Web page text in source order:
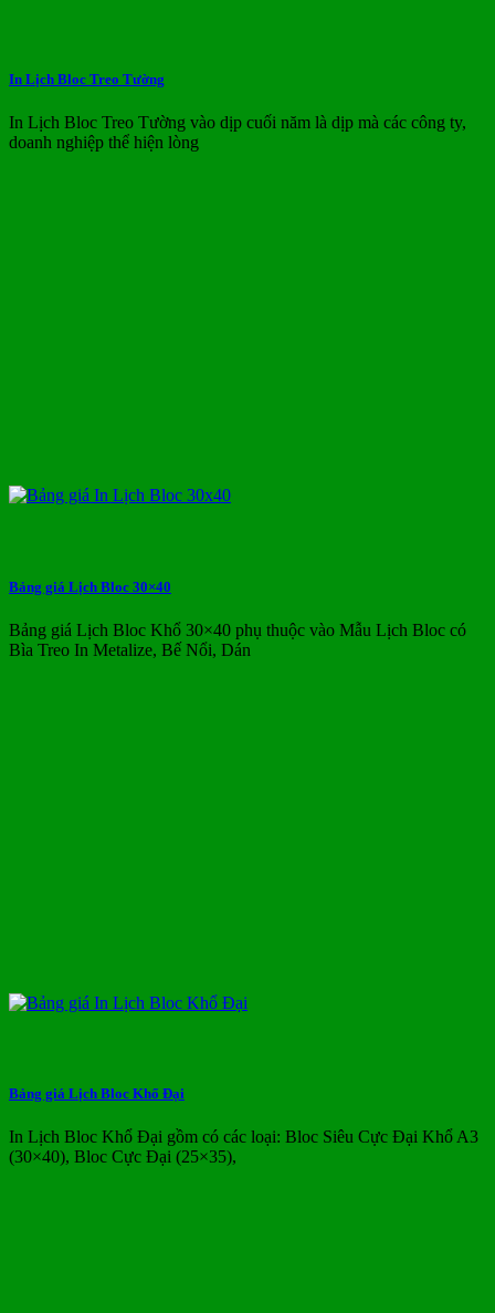
In Lịch Bloc Treo Tường
In Lịch Bloc Treo Tường vào dịp cuối năm là dịp mà các công ty,
doanh nghiệp thể hiện lòng
Bảng giá Lịch Bloc 30×40
Bảng giá Lịch Bloc Khổ 30×40 phụ thuộc vào Mẫu Lịch Bloc có
Bìa Treo In Metalize, Bế Nổi, Dán
Bảng giá Lịch Bloc Khổ Đại
In Lịch Bloc Khổ Đại gồm có các loại: Bloc Siêu Cực Đại Khổ A3
(30×40), Bloc Cực Đại (25×35),